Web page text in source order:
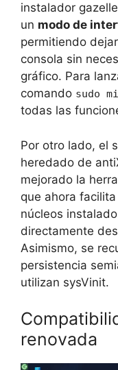
instalador
un modo de
permitiendo
consola sin
gráfico. Para
comando sudo
todas las
Por otro lado, el
heredado de
mejorado la
que ahora
núcleos
directamente
Asimismo, se
persistencia
utilizan sysVinit.
renovada